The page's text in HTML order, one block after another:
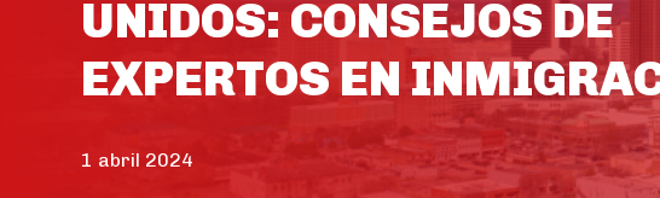
UNIDOS: CONSEJOS DE
EXPERTOS EN
1 abril 2024